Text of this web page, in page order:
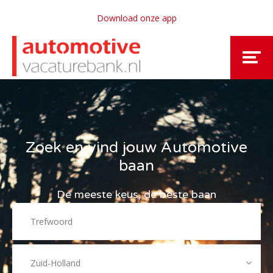
Download onze app
Zoek en vind jouw Automotive
baan
De meeste keus, de beste baan